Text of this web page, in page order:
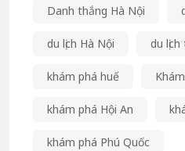
Danh thắng Hà Nội
du lịch Hà Nội du
khám phá huế
khám phá Hội An
khám phá Phú Quốc